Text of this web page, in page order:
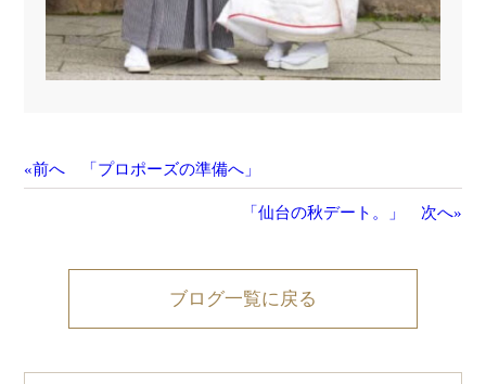
«前へ 「プロポーズの準備へ」
「仙台の秋デート。」 次へ»
ブログ一覧に戻る